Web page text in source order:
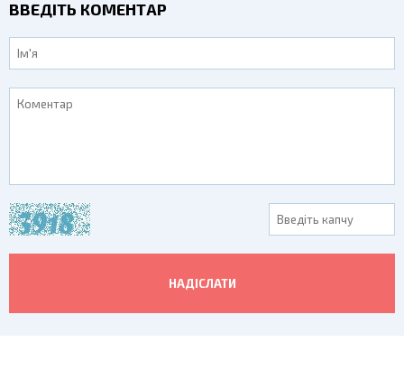
ВВЕДІТЬ КОМЕНТАР